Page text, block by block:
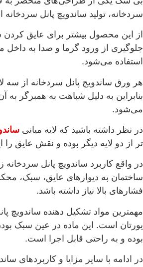
سردخانه، تولید ساندویچ پانل
از این محصول بیشتر برای عایق
جلوگیری از ورود گرما و صدا به داخل
استفاده می‌شود.
هر ورق ساندویچ پانل سردخانه از
بنابراین به دلیل شباهت به همبرگر به
می‌شود.
در نظر داشته باشید که لایه میانی
تر از دو لایه دیگر بوده و نقش عایق را
در واقع کاربرد ساندویچ پانل
ساختمان به دیوارهای عایق، سبک،
فشارهای بالا نیاز داشته باشد.
مهمترین مواد تشکیل دهنده ساندویچ
یورتان است. این ماده در عین سبک
بوده و به راحتی قابل اجرا است.
در ادامه با سایر مزایا و کاربردهای